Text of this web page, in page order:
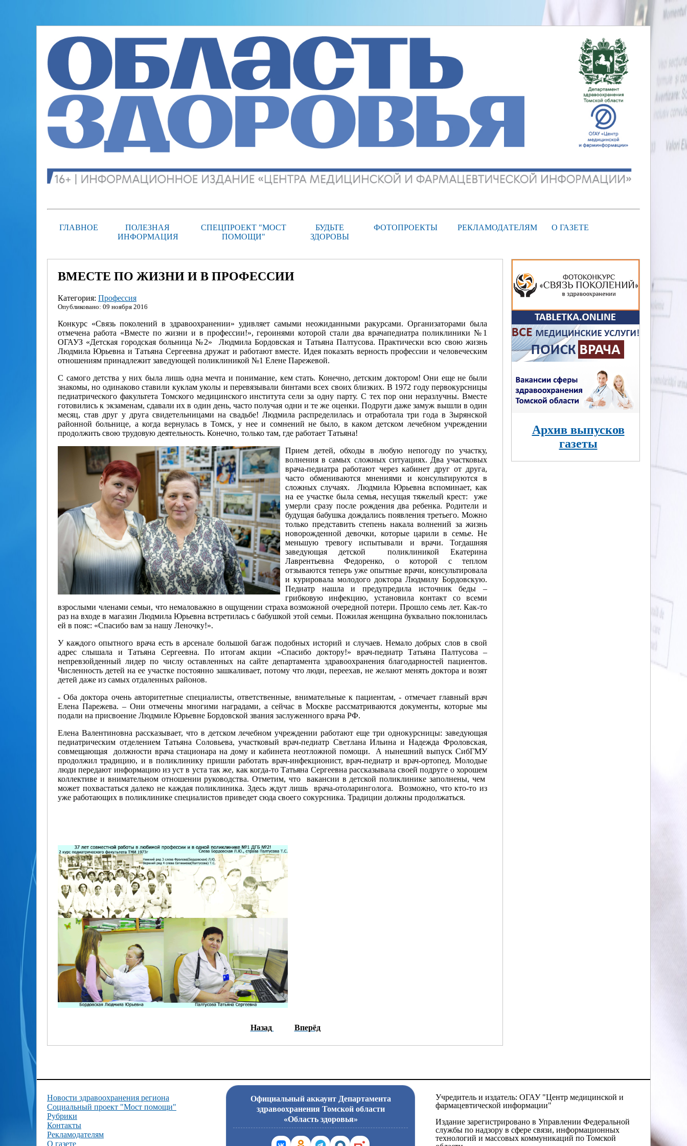
ГЛАВНОЕ
ПОЛЕЗНАЯ
ИНФОРМАЦИЯ
СПЕЦПРОЕКТ "МОСТ
ПОМОЩИ"
БУДЬТЕ
ЗДОРОВЫ
ФОТОПРОЕКТЫ РЕКЛАМОДАТЕЛЯМ О ГАЗЕТЕ
Архив выпусков
газеты
ВМЕСТЕ ПО ЖИЗНИ И В ПРОФЕССИИ
Категория: Профессия
Опубликовано: 09 ноября 2016
Конкурс «Связь поколений в здравоохранении» удивляет самыми неожиданными ракурсами. Организаторами была
отмечена работа «Вместе по жизни и в профессии!», героинями которой стали два врача­педиатра поликлиники №1
ОГАУЗ «Детская городская больница №2» ­ Людмила Бордовская и Татьяна Палтусова. Практически всю свою жизнь
Людмила Юрьевна и Татьяна Сергеевна дружат и работают вместе. Идея показать верность профессии и человеческим
отношениям принадлежит заведующей поликлиникой №1 Елене Парежевой.
С самого детства у них была лишь одна мечта и понимание, кем стать. Конечно, детским доктором! Они еще не были
знакомы, но одинаково ставили куклам уколы и перевязывали бинтами всех своих близких. В 1972 году первокурсницы
педиатрического факультета Томского медицинского института сели за одну парту. С тех пор они неразлучны. Вместе
готовились к экзаменам, сдавали их в один день, часто получая одни и те же оценки. Подруги даже замуж вышли в один
месяц, став друг у друга свидетельницами на свадьбе! Людмила распределилась и отработала три года в Зырянской
районной больнице, а когда вернулась в Томск, у нее и сомнений не было, в каком детском лечебном учреждении
продолжить свою трудовую деятельность. Конечно, только там, где работает Татьяна!
Прием детей, обходы в любую непогоду по участку,
волнения в самых сложных ситуациях. Два участковых
врача-педиатра работают через кабинет друг от друга,
часто обмениваются мнениями и консультируются в
сложных случаях. Людмила Юрьевна вспоминает, как
на ее участке была семья, несущая тяжелый крест: уже
умерли сразу после рождения два ребенка. Родители и
будущая бабушка дождались появления третьего. Можно
только представить степень накала волнений за жизнь
новорожденной девочки, которые царили в семье. Не
меньшую тревогу испытывали и врачи. Тогдашняя
заведующая детской поликлиникой Екатерина
Лаврентьевна Федоренко, о которой с теплом
отзываются теперь уже опытные врачи, консультировала
и курировала молодого доктора Людмилу Бордовскую.
Педиатр нашла и предупредила источник беды –
грибковую инфекцию, установила контакт со всеми
взрослыми членами семьи, что немаловажно в ощущении страха возможной очередной потери. Прошло семь лет. Как-то
раз на входе в магазин Людмила Юрьевна встретилась с бабушкой этой семьи. Пожилая женщина буквально поклонилась
ей в пояс: «Спасибо вам за нашу Леночку!».
У каждого опытного врача есть в арсенале большой багаж подобных историй и случаев. Немало добрых слов в свой
адрес слышала и Татьяна Сергеевна. По итогам акции «Спасибо доктору!» врач-педиатр Татьяна Палтусова –
непревзойденный лидер по числу оставленных на сайте департамента здравоохранения благодарностей пациентов.
Численность детей на ее участке постоянно зашкаливает, потому что люди, переехав, не желают менять доктора и возят
детей даже из самых отдаленных районов.
- Оба доктора очень авторитетные специалисты, ответственные, внимательные к пациентам, - отмечает главный врач
Елена Парежева. – Они отмечены многими наградами, а сейчас в Москве рассматриваются документы, которые мы
подали на присвоение Людмиле Юрьевне Бордовской звания заслуженного врача РФ.
Елена Валентиновна рассказывает, что в детском лечебном учреждении работают еще три однокурсницы: заведующая
педиатрическим отделением Татьяна Соловьева, участковый врач-педиатр Светлана Ильина и Надежда Фроловская,
совмещающая должности врача стационара на дому и кабинета неотложной помощи. А нынешний выпуск СибГМУ
продолжил традицию, и в поликлинику пришли работать врач-инфекционист, врач-педиатр и врач-ортопед. Молодые
люди передают информацию из уст в уста так же, как когда-то Татьяна Сергеевна рассказывала своей подруге о хорошем
коллективе и внимательном отношении руководства. Отметим, что вакансии в детской поликлинике заполнены, чем
может похвастаться далеко не каждая поликлиника. Здесь ждут лишь врача-отоларинголога. Возможно, что кто-то из
уже работающих в поликлинике специалистов приведет сюда своего сокурсника. Традиции должны продолжаться.
Назад Вперёд
Новости здравоохранения региона
Социальный проект "Мост помощи"
Рубрики
Контакты
Рекламодателям
О газете
Официальный аккаунт Департамента
здравоохранения Томской области
«Область здоровья»
Учредитель и издатель: ОГАУ "Центр медицинской и
фармацевтической информации"
Издание зарегистрировано в Управлении Федеральной
службы по надзору в сфере связи, информационных
технологий и массовых коммуникаций по Томской